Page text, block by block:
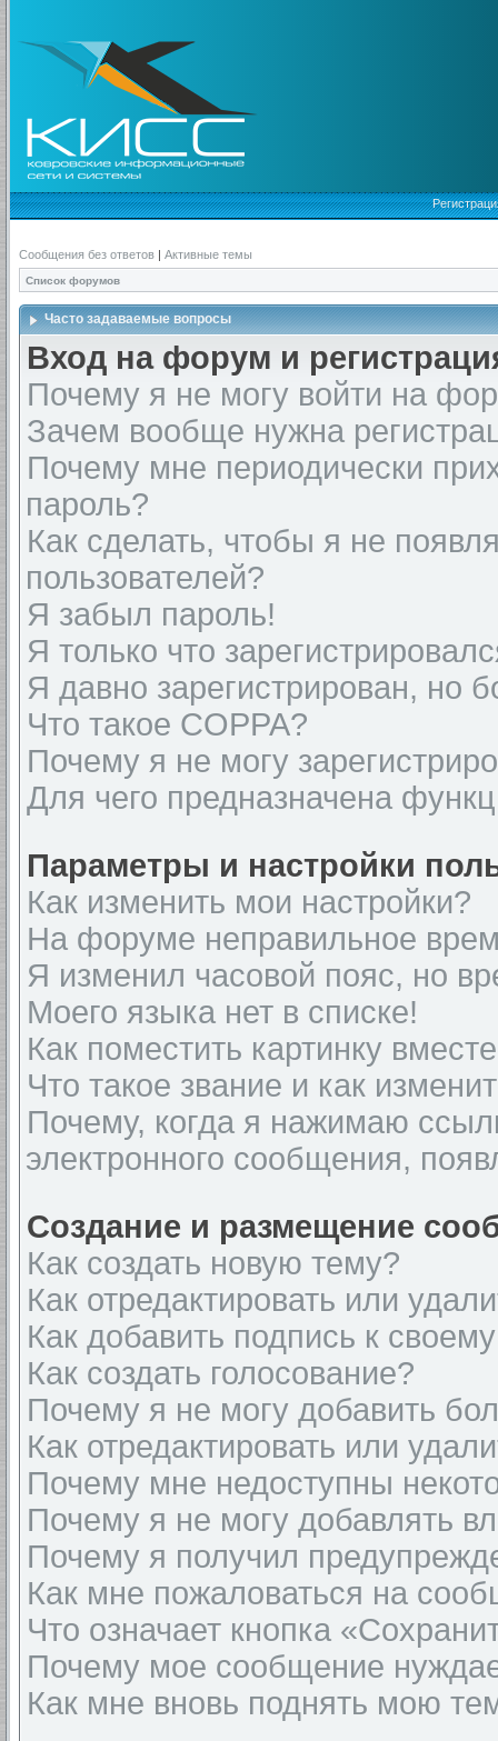
Сообщения без ответов | Активные темы
Список форумов
Часто задаваемые вопросы
Вход на форум и
Почему я не могу войти на
Зачем вообще нужна
Почему мне периодически
пароль?
Как сделать, чтобы я не
пользователей?
Я забыл пароль!
Я только что
Я давно зарегистрирован, но
Что такое COPPA?
Почему я не могу
Для чего предназначена
Параметры и настройки
Как изменить мои настройки?
На форуме неправильное
Я изменил часовой пояс, но
Моего языка нет в списке!
Как поместить картинку
Что такое звание и как
Почему, когда я нажимаю
электронного сообщения,
Создание и размещение
Как создать новую тему?
Как отредактировать или
Как добавить подпись к
Как создать голосование?
Почему я не могу добавить
Как отредактировать или
Почему мне недоступны
Почему я не могу добавлять
Почему я получил
Как мне пожаловаться на
Что означает кнопка
Почему мое сообщение
Как мне вновь поднять мою